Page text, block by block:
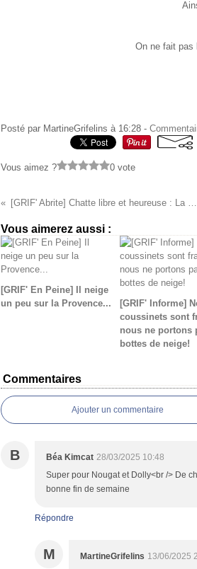
On ne fait pas
Posté par MartineGrifelins à 16:28 -
Vous aimez ? 0 vote
[GRIF' Abrite] Chatte libre et heureuse : La Miss
Vous aimerez aussi :
[GRIF' En Peine] Il neige
un peu sur la Provence...
[GRIF' Informe]
coussinets sont
nous ne portons
bottes de neige!
Commentaires
Ajouter un commentaire
B Béa Kimcat 28/03/2025 10:48
Super pour Nougat et Dolly<br /> De
bonne fin de semaine
Répondre
M MartineGrifelins 13/06/2025